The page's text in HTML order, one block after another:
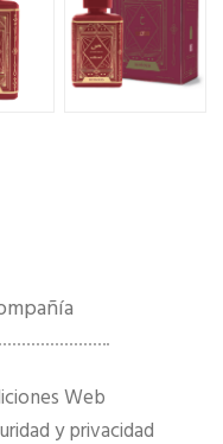
Web
y privacidad